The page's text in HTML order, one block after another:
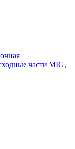
части MIG,